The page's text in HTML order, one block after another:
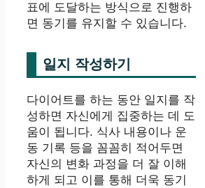
표에 도달하는 방식으로 진행하
면 동기를 유지할 수 있습니다.
일지 작성하기
다이어트를 하는 동안 일지를 작
성하면 자신에게 집중하는 데 도
움이 됩니다. 식사 내용이나 운
동 기록 등을 꼼꼼히 적어두면
자신의 변화 과정을 더 잘 이해
하게 되고 이를 통해 더욱 동기